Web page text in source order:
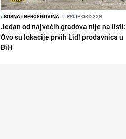
/BOSNA I HERCEGOVINA I PRIJE OKO 23H
Jedan od najvećih gradova nije na listi:
Ovo su lokacije prvih Lidl prodavnica u
BiH